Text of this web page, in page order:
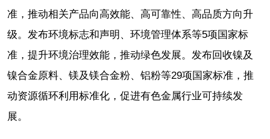
准，推动相关产品向高效能、高可靠性、高品质方向升
级。发布环境标志和声明、环境管理体系等5项国家标
准，提升环境治理效能，推动绿色发展。发布回收镍及
镍合金原料、镁及镁合金粉、铝粉等29项国家标准，推
动资源循环利用标准化，促进有色金属行业可持续发
展。